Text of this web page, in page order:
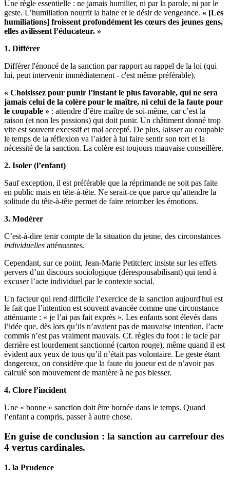
Une règle essentielle : ne jamais humilier, ni par la parole, ni par le
geste. L’humiliation nourrit la haine et le désir de vengeance. « [Les
humiliations] froissent profondément les cœurs des jeunes gens,
elles avilissent l’éducateur. »
1. Différer
Différer l'énoncé de la sanction par rapport au rappel de la loi (qui
lui, peut intervenir immédiatement - c'est même préférable).
« Choisissez pour punir l’instant le plus favorable, qui ne sera
jamais celui de la colère pour le maître, ni celui de la faute pour
le coupable » : attendre d’être maître de soi-même, car c’est la
raison (et non les passions) qui doit punir. Un châtiment donné trop
vite est souvent excessif et mal accepté. De plus, laisser au coupable
le temps de la réflexion va l’aider à lui faire sentir son tort et la
nécessité de la sanction. La colère est toujours mauvaise conseillère.
2. Isoler (l’enfant)
Sauf exception, il est préférable que la réprimande ne soit pas faite
en public mais en tête-à-tête. Ne serait-ce que parce qu’attendre la
solitude du tête-à-tête permet de faire retomber les émotions.
3. Modérer
C’est-à-dire tenir compte de la situation du jeune, des circonstances
individuelles atténuantes.
Cependant, sur ce point, Jean-Marie Petitclerc insiste sur les effets
pervers d’un discours sociologique (déresponsabilisant) qui tend à
excuser l’acte individuel par le contexte social.
Un facteur qui rend difficile l’exercice de la sanction aujourd'hui est
le fait que l’intention est souvent avancée comme une circonstance
atténuante : « je l’ai pas fait exprès ». Les enfants sont élevés dans
l’idée que, dès lors qu’ils n’avaient pas de mauvaise intention, l’acte
commis n’est pas vraiment mauvais. Cf. règles du foot : le tacle par
derrière est lourdement sanctionné (carton rouge), même quand il est
évident aux yeux de tous qu’il n’était pas volontaire. Le geste étant
dangereux, on considère que la faute du joueur est de n’avoir pas
calculé son mouvement de manière à ne pas blesser.
4. Clore l’incident
Une « bonne » sanction doit être bornée dans le temps. Quand
l’enfant a compris, passer à autre chose.
En guise de conclusion : la sanction au carrefour des
4 vertus cardinales.
1. la Prudence